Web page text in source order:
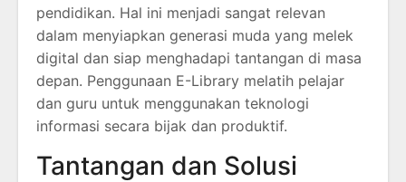
pendidikan. Hal ini menjadi sangat relevan
dalam menyiapkan generasi muda yang melek
digital dan siap menghadapi tantangan di masa
depan. Penggunaan E-Library melatih pelajar
dan guru untuk menggunakan teknologi
informasi secara bijak dan produktif.
Tantangan dan Solusi